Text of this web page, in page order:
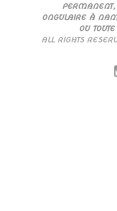
PERMANENT,
ONGULAIRE À
OU
ALL RIGHTS